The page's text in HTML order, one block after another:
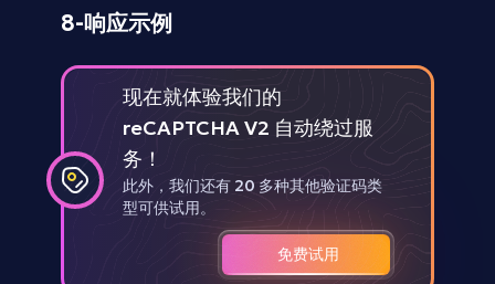
8-响应示例
现在就体验我们的
reCAPTCHA V2 自动绕过服
务！
此外，我们还有 20 多种其他验证码类
型可供试用。
免费试用